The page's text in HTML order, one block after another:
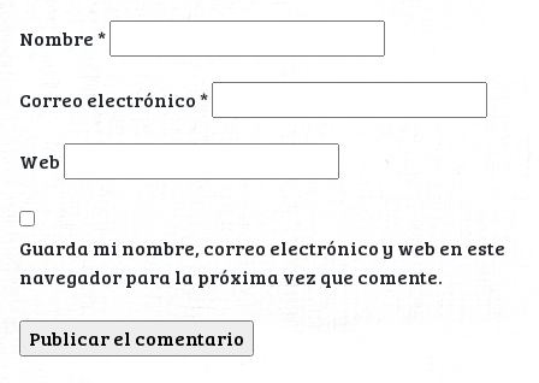
Nombre*
Correo electrónico*
Web
Guarda mi nombre, correo electrónico y web en este
navegador para la próxima vez que comente.